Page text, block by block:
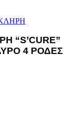
“S’CURE”
4 ΡΟΔΕΣ